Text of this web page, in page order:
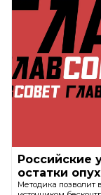
Российские
остатки
Методика позволит